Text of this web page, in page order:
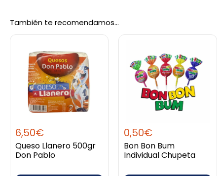
Gracias. Recibido en el tiempo acordado.
Valorado
con5de 5
Rocco C.
Perfecto estado conténtissimo y
También te recomendamos…
6,50€
Queso Llanero 500gr
Don Pablo
0,50€
Bon Bon Bum
Individual Chupeta